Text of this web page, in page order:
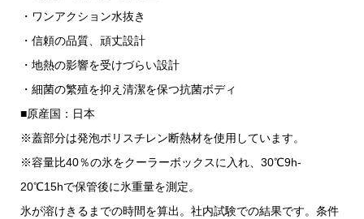
・ワンアクション水抜き
・信頼の品質、頑丈設計
・地熱の影響を受けづらい設計
・細菌の繁殖を抑え清潔を保つ抗菌ボディ
■原産国：日本
※蓋部分は発泡ポリスチレン断熱材を使用しています。
※容量比40％の氷をクーラーボックスに入れ、30℃9h-
20℃15hで保管後に氷重量を測定。
氷が溶けきるまでの時間を算出。社内試験での結果です。条件